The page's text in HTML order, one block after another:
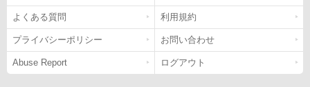
よくある質問 利用規約
プライバシーポリシー お問い合わせ
Abuse Report ログアウト